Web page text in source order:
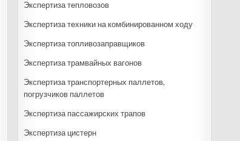
Экспертиза тепловозов
Экспертиза техники на комбинированном ходу
Экспертиза топливозаправщиков
Экспертиза трамвайных вагонов
Экспертиза транспортерных паллетов,
погрузчиков паллетов
Экспертиза пассажирских трапов
Экспертиза цистерн